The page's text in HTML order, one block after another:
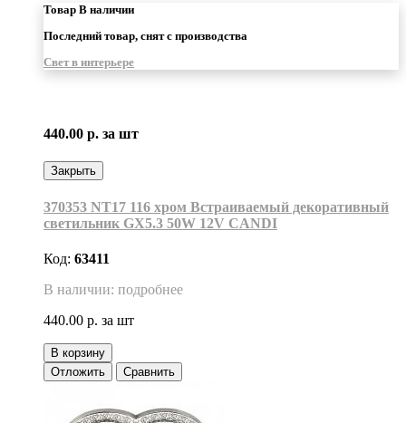
Товар В наличии
Последний товар, снят с производства
Свет в интерьере
440.00 р. за шт
Закрыть
370353 NT17 116 хром Встраиваемый декоративный
светильник GX5.3 50W 12V CANDI
Код: 63411
В наличии: подробнее
440.00 р. за шт
В корзину
Отложить
Сравнить